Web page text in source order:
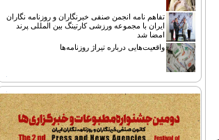
تفاهم نامه انجمن صنفی خبرنگاران و روزنامه نگاران
ایران با مجموعه ورزشی کارتینگ بین المللی پرند
امضا شد
واقعیت‌هایی درباره تیراژ روزنامه‌ها